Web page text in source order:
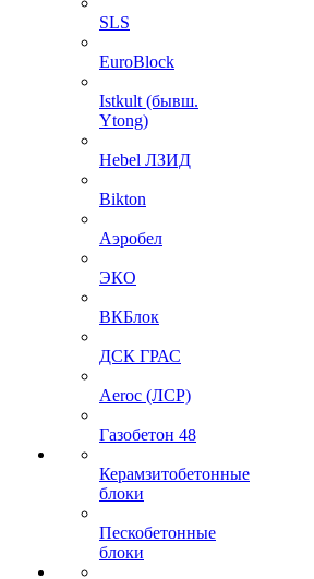
SLS
EuroBlock
Istkult (бывш.
Ytong)
Hebel ЛЗИД
Bikton
Аэробел
ЭКО
ВКБлок
ДСК ГРАС
Aeroc (ЛСР)
Газобетон 48
Керамзитобетонные
блоки
Пескобетонные
блоки